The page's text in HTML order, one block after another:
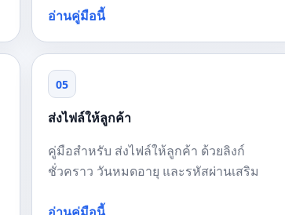
อ่านคู่มือนี้
05
ส่งไฟล์ให้ลูกค้า
คู่มือสำหรับ ส่งไฟล์ให้ลูกค้า ด้วยลิงก์
ชั่วคราว วันหมดอายุ และรหัสผ่านเสริม